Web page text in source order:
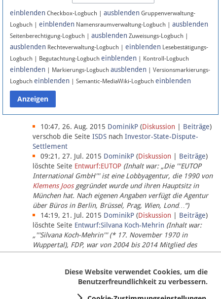
Facebook
Instagram
Anmelden
Datenschutz
Über Lobbypedia
Impressum
einblenden Checkbox-Logbuch | ausblenden Gruppenverwaltung-
Logbuch | einblenden Namensraumverwaltung-Logbuch | ausblenden
Seitenberechtigung-Logbuch | ausblenden Zuweisungs-Logbuch |
ausblenden Rechteverwaltung-Logbuch | einblenden Lesebestätigungs-
Logbuch | Begutachtung-Logbuch einblenden | Kontroll-Logbuch
einblenden | Markierungs-Logbuch ausblenden | Versionsmarkierungs-
Logbuch einblenden | Semantic-MediaWiki-Logbuch einblenden
10:47, 26. Aug. 2015 DominikP (Diskussion Beiträge)
verschob die Seite ISDS nach Investor-State-Dispute-
Settlement
09:21, 27. Jul. 2015 DominikP (Diskussion Beiträge)
löschte Seite Entwurf:EUTOP (Inhalt war: „Die '''EUTOP
International GmbH''' ist eine Lobbyagentur, die 1990 von
Klemens Joosgegründet wurde und ihren Hauptsitz in
München hat. Nach eigenen Angaben verfügt die Agentur
über Büros in Berlin, Brüssel, Prag, Wien, Lond…“)
14:19, 21. Jul. 2015 DominikP (Diskussion Beiträge)
löschte Seite Entwurf:Silvana Koch-Mehrin (Inhalt war:
„'''Silvana Koch-Mehrin''' (* 17. November 1970 in
Wuppertal), FDP, war von 2004 bis 2014 Mitglied des
Europäischen Parlaments, seit November 2014 ist sie für
Diese Website verwendet Cookies, um die
Benutzerfreundlichkeit zu verbessern.